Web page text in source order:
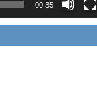
00:35